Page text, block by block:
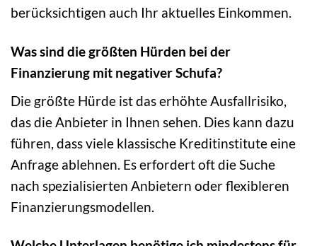
berücksichtigen auch Ihr aktuelles Einkommen.
Was sind die größten Hürden bei der
Finanzierung mit negativer Schufa?
Die größte Hürde ist das erhöhte Ausfallrisiko,
das die Anbieter in Ihnen sehen. Dies kann dazu
führen, dass viele klassische Kreditinstitute eine
Anfrage ablehnen. Es erfordert oft die Suche
nach spezialisierten Anbietern oder flexibleren
Finanzierungsmodellen.